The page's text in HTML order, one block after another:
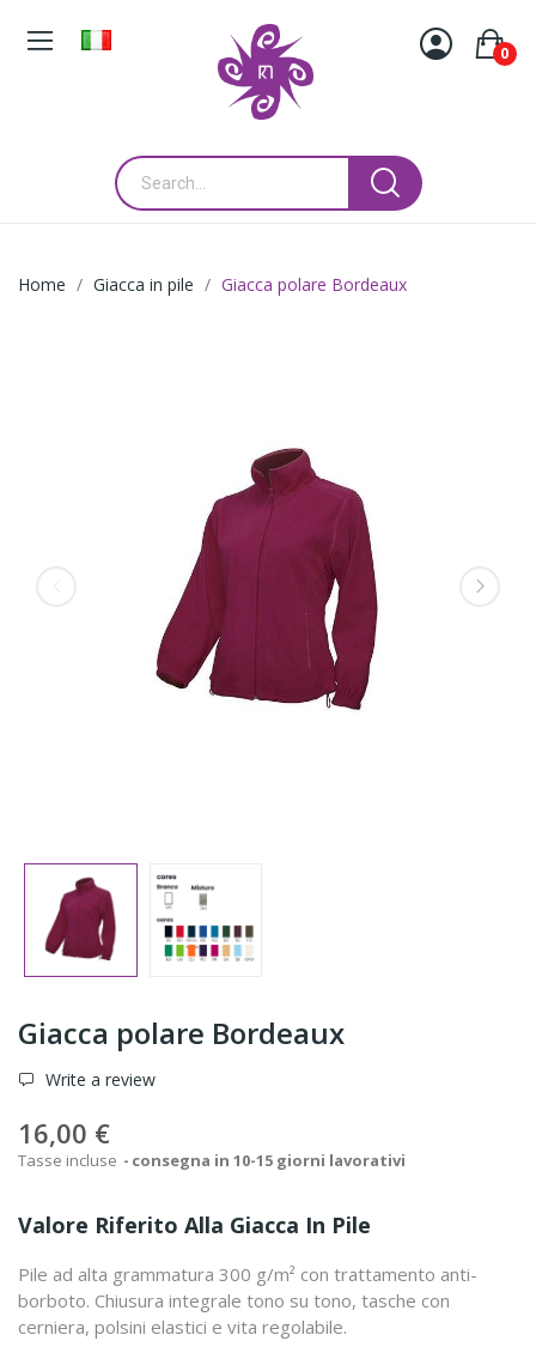
0
Home Giacca in pile Giacca polare Bordeaux
Giacca polare Bordeaux
Write a review
16,00 €
Tasse incluse consegna in 10-15 giorni lavorativi
Valore Riferito Alla Giacca In Pile
Pile ad alta grammatura 300 g/m² con trattamento anti-
borboto. Chiusura integrale tono su tono, tasche con
cerniera, polsini elastici e vita regolabile.